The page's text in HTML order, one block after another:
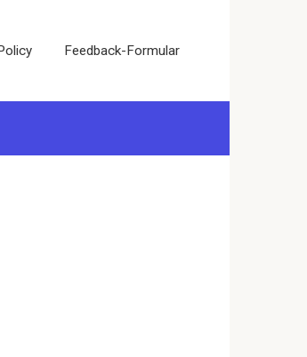
Feedback-Formular